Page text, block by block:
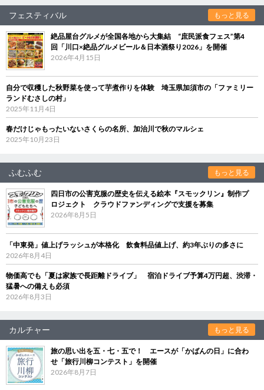
フェスティバル もっと見る
絶品屋台グルメが全国各地から大集結 “庶民派食フェス”第4
回「川口×絶品グルメビール＆日本酒祭り2026」を開催
2026年4月15日
自分で収穫した秋野菜を使って芋煮作りを体験 埼玉県加須市の「ファミリー
ランドむさしの村」
2025年11月4日
春だけじゃもったいないさくらの名所、加治川で秋のマルシェ
2025年10月23日
ふむふむ もっと見る
四日市の公害克服の歴史を伝える絵本『スモックリン』制作プ
ロジェクト クラウドファンディングで支援を募集
2026年8月5日
「中東発」値上げラッシュが本格化 飲食料品値上げ、約3年ぶりの多さに
2026年8月4日
物価高でも「夏は家族で長距離ドライブ」 宿泊ドライブ予算4万円超、渋滞・
猛暑への備えも必須
2026年8月3日
カルチャー もっと見る
旅の思い出を五・七・五で！ エースが「かばんの日」に合わ
せ「旅行川柳コンテスト」を開催
2026年8月7日